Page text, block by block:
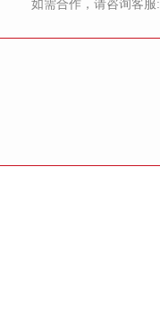
如需合作，请咨询客服: